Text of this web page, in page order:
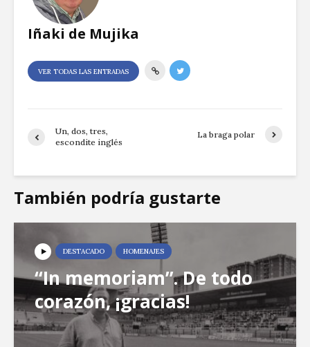
Iñaki de Mujika
VER TODAS LAS ENTRADAS
Un, dos, tres,
escondite inglés
La braga polar
También podría gustarte
DESTACADO HOMENAJES
“In memoriam”. De todo
corazón, ¡gracias!